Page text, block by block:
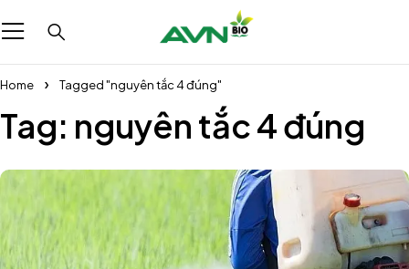
Home Tagged "nguyên tắc 4 đúng"
Tag: nguyên tắc 4 đúng